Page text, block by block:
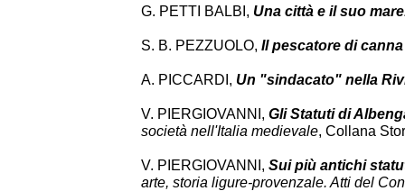
G. PETTI BALBI, Una città e il suo
S. B. PEZZUOLO, Il pescatore di
A. PICCARDI, Un "sindacato" nella
V. PIERGIOVANNI, Gli Statuti di
società nell'Italia medievale, Collana
V. PIERGIOVANNI, Sui più antichi
arte, storia ligure-provenzale. Atti del